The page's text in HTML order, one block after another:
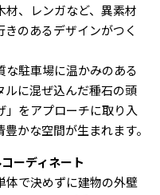
材、レンガなど、異素材
のあるデザインがつく
な駐車場に温かみのある
ルに混ぜ込んだ種石の頭
」をアプローチに取り入
かな空間が生まれます。
ーディネート
体で決めずに建物の外壁